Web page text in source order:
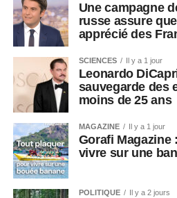
Une campagne
russe assure
apprécié des
SCIENCES Il y a 1 jour
Leonardo
sauvegarde des
moins de 25 ans
MAGAZINE Il y a 1 jour
Gorafi Magazine
vivre sur une
POLITIQUE Il y a 2 jours